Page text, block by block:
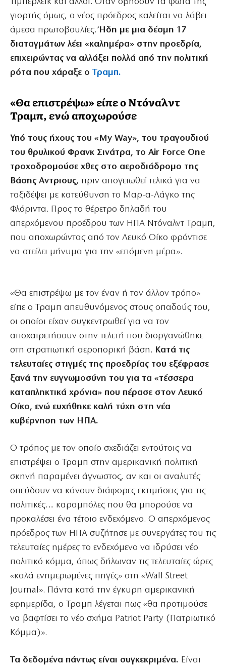
γιορτής όμως, ο νέος πρόεδρος καλείται να λάβει
άμεσα πρωτοβουλίες.Ήδη με μια δέσμη 17
διαταγμάτων λέει «καλημέρα» στην προεδρία,
επιχειρώντας να αλλάξει πολλά από την πολιτική
ρότα που χάραξε ο Τραμπ.
«Θα επιστρέψω» είπε ο Ντόναλντ
Τραμπ, ενώ αποχωρούσε
Υπό τους ήχους του «My Way», του τραγουδιού
του θρυλικού Φρανκ Σινάτρα, το Air Force One
τροχοδρομούσε χθες στο αεροδιάδρομο της
Βάσης Αντριους, πριν απογειωθεί τελικά για να
ταξιδέψει με κατεύθυνση το Μαρ-α-Λάγκο της
Φλόριντα. Προς το θέρετρο δηλαδή του
απερχόμενου προέδρου των ΗΠΑ Ντόναλντ Τραμπ,
που αποχωρώντας από τον Λευκό Οίκο φρόντισε
να στείλει μήνυμα για την «επόμενη μέρα».
«Θα επιστρέψω με τον έναν ή τον άλλον τρόπο»
είπε ο Τραμπ απευθυνόμενος στους οπαδούς του,
οι οποίοι είχαν συγκεντρωθεί για να τον
αποχαιρετήσουν στην τελετή που διοργανώθηκε
στη στρατιωτική αεροπορική βάση. Κατά τις
τελευταίες στιγμές της προεδρίας του εξέφρασε
ξανά την ευγνωμοσύνη του για τα «τέσσερα
καταπληκτικά χρόνια» που πέρασε στον Λευκό
Οίκο, ενώ ευχήθηκε καλή τύχη στη νέα
κυβέρνηση των ΗΠΑ.
Ο τρόπος με τον οποίο σχεδιάζει εντούτοις να
επιστρέψει ο Τραμπ στην αμερικανική πολιτική
σκηνή παραμένει άγνωστος, αν και οι αναλυτές
σπεύδουν να κάνουν διάφορες εκτιμήσεις για τις
πολιτικές… καραμπόλες που θα μπορούσε να
προκαλέσει ένα τέτοιο ενδεχόμενο. Ο απερχόμενος
πρόεδρος των ΗΠΑ συζήτησε με συνεργάτες του τις
τελευταίες ημέρες το ενδεχόμενο να ιδρύσει νέο
πολιτικό κόμμα, όπως δήλωναν τις τελευταίες ώρες
«καλά ενημερωμένες πηγές» στη «Wall Street
Journal». Πάντα κατά την έγκυρη αμερικανική
εφημερίδα, ο Τραμπ λέγεται πως «θα προτιμούσε
να βαφτίσει το νέο σχήμα Patriot Party (Πατριωτικό
Κόμμα)».
Τα δεδομένα πάντως είναι συγκεκριμένα. Είναι